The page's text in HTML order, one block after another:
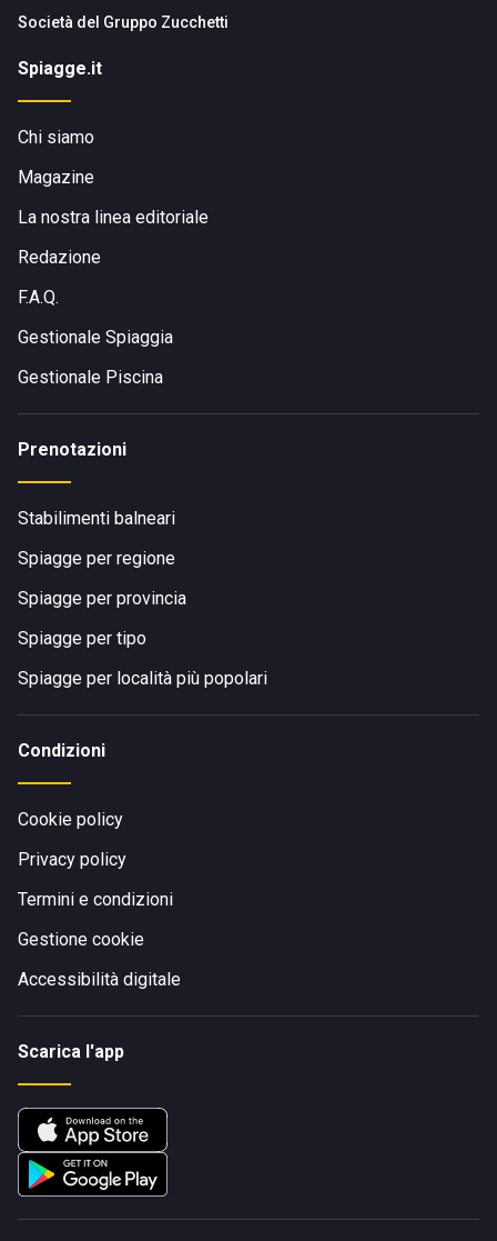
Società del Gruppo Zucchetti
Spiagge.it
Chi siamo
Magazine
La nostra linea editoriale
Redazione
F.A.Q.
Gestionale Spiaggia
Gestionale Piscina
Prenotazioni
Stabilimenti balneari
Spiagge per regione
Spiagge per provincia
Spiagge per tipo
Spiagge per località più popolari
Condizioni
Cookie policy
Privacy policy
Termini e condizioni
Gestione cookie
Accessibilità digitale
Scarica l'app